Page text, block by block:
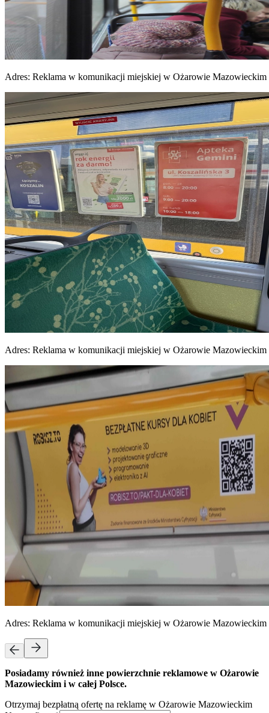
Adres: Reklama w komunikacji miejskiej w Ożarowie Mazowieckim
Adres: Reklama w komunikacji miejskiej w Ożarowie Mazowieckim
Adres: Reklama w komunikacji miejskiej w Ożarowie Mazowieckim
Posiadamy również inne powierzchnie reklamowe w Ożarowie
Mazowieckim i w całej Polsce.
Otrzymaj bezpłatną ofertę na reklamę w Ożarowie Mazowieckim